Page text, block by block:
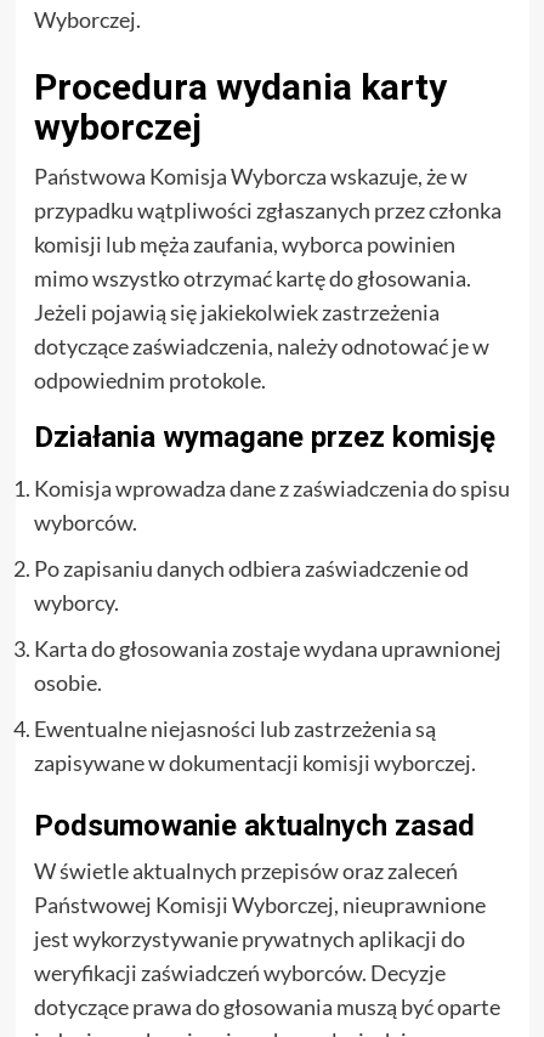
Wyborczej.
Procedura wydania karty
wyborczej
Państwowa Komisja Wyborcza wskazuje, że w
przypadku wątpliwości zgłaszanych przez członka
komisji lub męża zaufania, wyborca powinien
mimo wszystko otrzymać kartę do głosowania.
Jeżeli pojawią się jakiekolwiek zastrzeżenia
dotyczące zaświadczenia, należy odnotować je w
odpowiednim protokole.
Działania wymagane przez komisję
Komisja wprowadza dane z zaświadczenia do spisu
wyborców.
Po zapisaniu danych odbiera zaświadczenie od
wyborcy.
Karta do głosowania zostaje wydana uprawnionej
osobie.
Ewentualne niejasności lub zastrzeżenia są
zapisywane w dokumentacji komisji wyborczej.
Podsumowanie aktualnych zasad
W świetle aktualnych przepisów oraz zaleceń
Państwowej Komisji Wyborczej, nieuprawnione
jest wykorzystywanie prywatnych aplikacji do
weryfikacji zaświadczeń wyborców. Decyzje
dotyczące prawa do głosowania muszą być oparte